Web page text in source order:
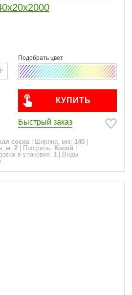
КУПИТЬ
Быстрый заказ
сосна Ширина, мм: 140
м: 2 Профиль: Косой
в упаковке: 1
Виды